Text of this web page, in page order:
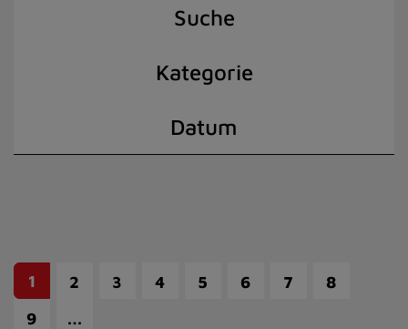
Suche
Kategorie
Datum
1 2 3 4 5 6 7
8
9
…